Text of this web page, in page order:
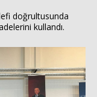
doğrultusunda
kullandı.